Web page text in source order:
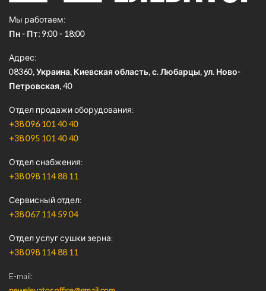
Мы работаем
Пн - Пт: 9:00 - 18:00
Адрес
08360, Украина, Киевская область, с. Любарцы, ул. Ново-
Петровская, 40
Отдел продажи оборудования
+38 096 101 40 40
+38 095 101 40 40
Отдел снабжения
+38 098 114 88 11
Сервисный отдел
+38 067 114 59 04
Отдел услуг сушки зерна
+38 098 114 88 11
E-mail